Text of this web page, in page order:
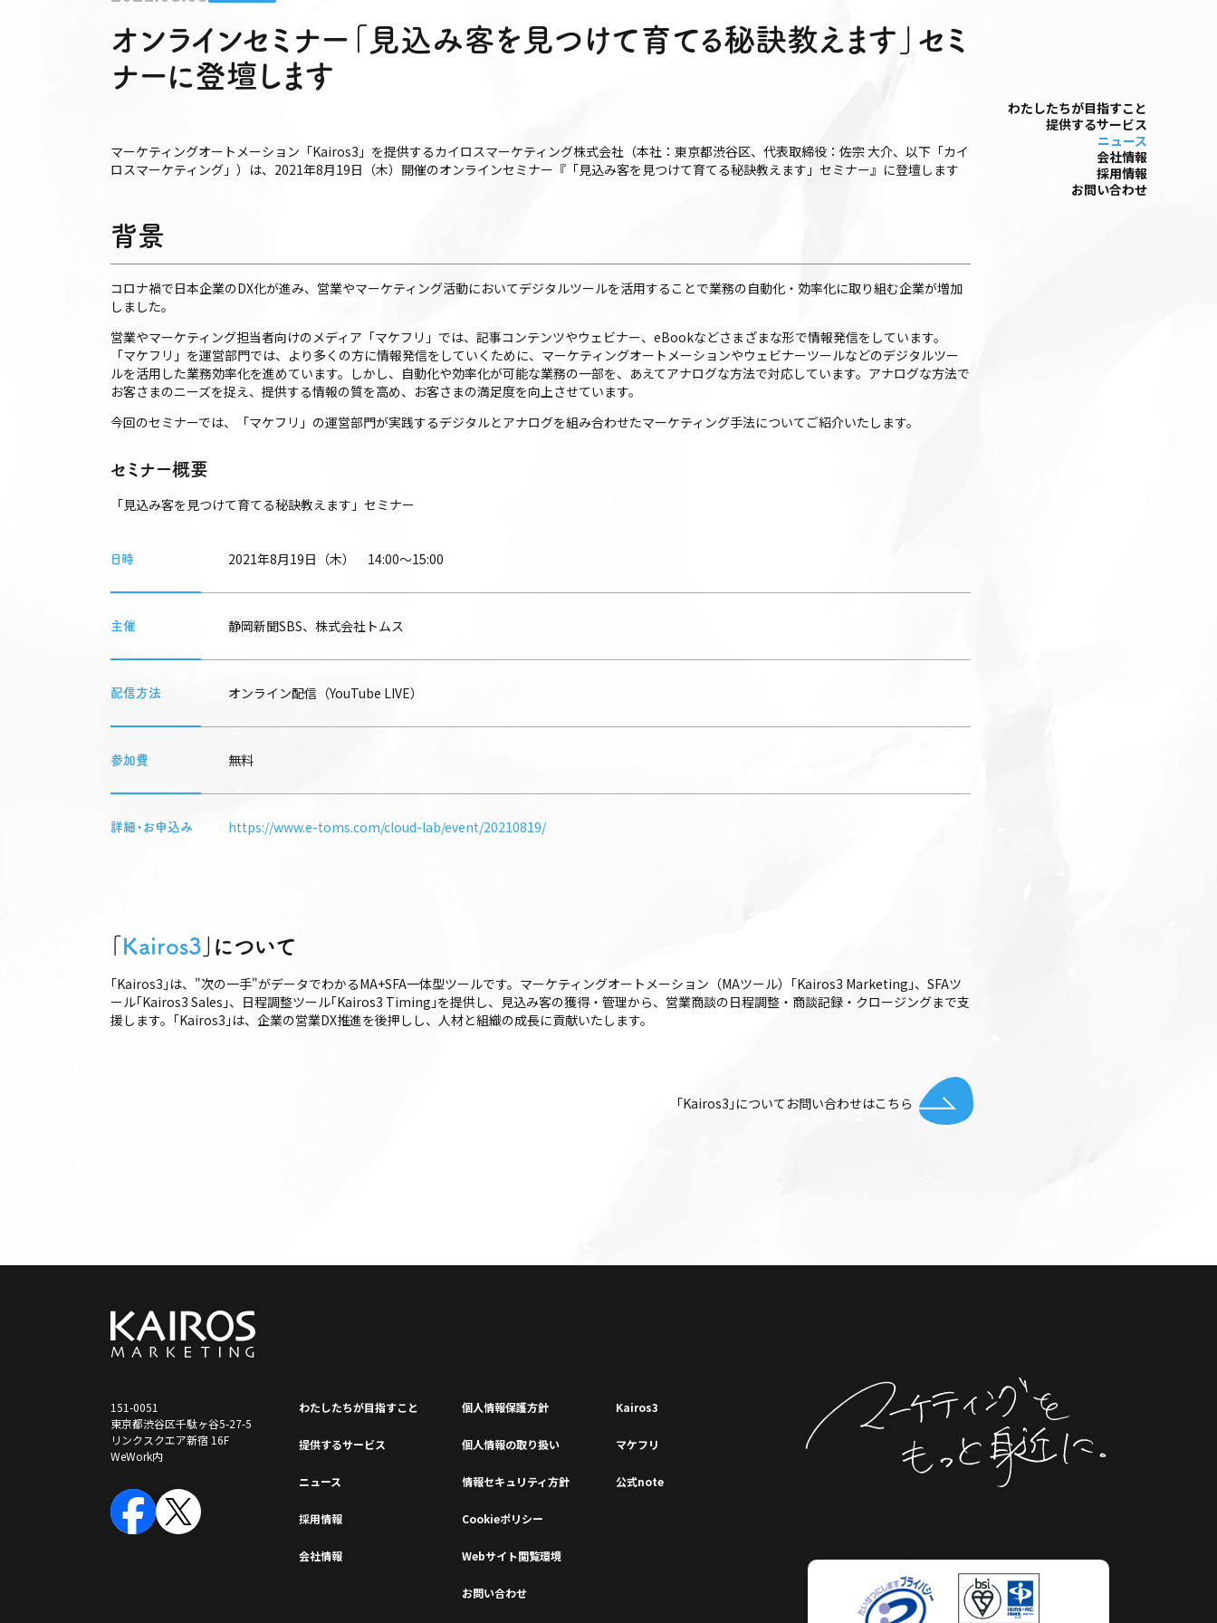
オンラインセミナー「見込み客を見つけて育てる秘訣教えます」セミ
ナーに登壇します
マーケティングオートメーション「Kairos3」を提供するカイロスマーケティング株式会社（本社：東京都渋谷区、代表取締役：佐宗 大介、以下「カイ
ロスマーケティング」）は、2021年8月19日（木）開催のオンラインセミナー『「見込み客を見つけて育てる秘訣教えます」セミナー』に登壇します
背景
コロナ禍で日本企業のDX化が進み、営業やマーケティング活動においてデジタルツールを活用することで業務の自動化・効率化に取り組む企業が増加
しました。
営業やマーケティング担当者向けのメディア「マケフリ」では、記事コンテンツやウェビナー、eBookなどさまざまな形で情報発信をしています。
「マケフリ」を運営部門では、より多くの方に情報発信をしていくために、マーケティングオートメーションやウェビナーツールなどのデジタルツー
ルを活用した業務効率化を進めています。しかし、自動化や効率化が可能な業務の一部を、あえてアナログな方法で対応しています。アナログな方法で
お客さまのニーズを捉え、提供する情報の質を高め、お客さまの満足度を向上させています。
今回のセミナーでは、「マケフリ」の運営部門が実践するデジタルとアナログを組み合わせたマーケティング手法についてご紹介いたします。
セミナー概要
「見込み客を見つけて育てる秘訣教えます」セミナー
日時 2021年8月19日（木） 14:00〜15:00
主催 静岡新聞SBS、株式会社トムス
配信方法 オンライン配信（YouTube LIVE）
参加費 無料
詳細・お申込み https://www.e-toms.com/cloud-lab/event/20210819/
Kairos3 ｣について
｢Kairos3｣は、"次の一手"がデータでわかるMA+SFA一体型ツールです。マーケティングオートメーション（MAツール）｢Kairos3 Marketing｣、SFAツ
ール｢Kairos3 Sales｣、日程調整ツール｢Kairos3 Timing｣を提供し、見込み客の獲得・管理から、営業商談の日程調整・商談記録・クロージングまで支
援します。｢Kairos3｣は、企業の営業DX推進を後押しし、人材と組織の成長に貢献いたします。
｢Kairos3｣についてお問い合わせはこちら
わたしたちが⽬指すこと
提供するサービス
ニュース
会社情報
採⽤情報
お問い合わせ
151-0051
東京都渋谷区千駄ヶ谷5-27-5
リンクスクエア新宿 16F
WeWork内
わたしたちが⽬指すこと
提供するサービス
ニュース
採⽤情報
会社情報
個⼈情報保護⽅針
個⼈情報の取り扱い
情報セキュリティ⽅針
Cookieポリシー
Webサイト閲覧環境
お問い合わせ
Kairos3
マケフリ
公式note